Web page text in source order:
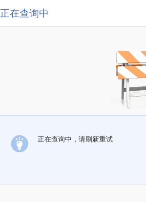
正在查询中
正在查询中，请刷新重试